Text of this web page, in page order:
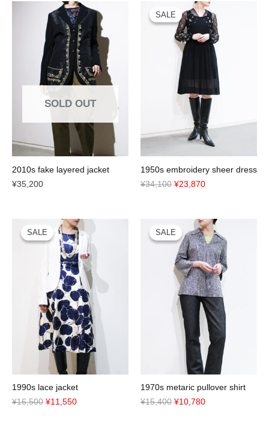
2010s fake layered jacket
¥35,200
1950s embroidery sheer dress
¥34,100
の
価
格
は
¥34,100
で
し
た。
¥23,870
現
在
の
価
格
¥23,870
す。
1990s lace jacket
¥16,500
の
価
¥16,500
し
た。
¥11,550
現
在
の
価
格
は
¥11,550
で
す。
1970s metaric pullover shirt
¥15,400
の
価
格
は
¥15,400
で
し
た。
¥10,780
現
在
の
価
格
は
¥10,780
で
す。